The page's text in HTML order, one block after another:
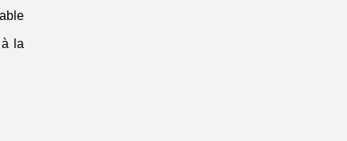
la